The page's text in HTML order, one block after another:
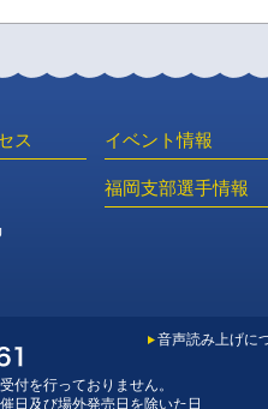
ス イベント情報
福岡支部選手情報
付を行っておりません。
日及び場外発売日を除いた日
音声読み上げに